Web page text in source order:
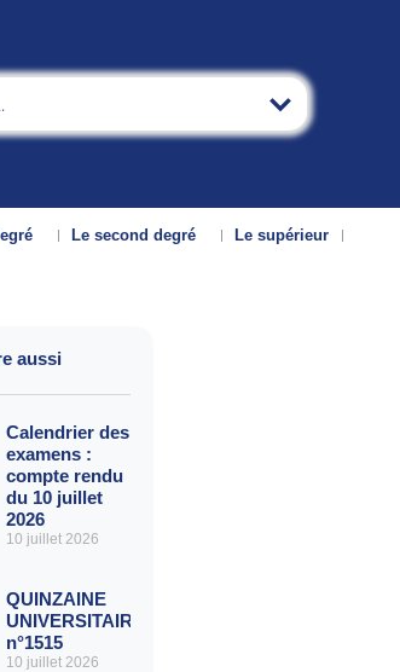
Le second degré
Le supérieur
aussi
Calendrier des
examens :
compte rendu
du 10 juillet
2026
10 juillet 2026
QUINZAINE
UNIVERSITAIRE
n°1515
10 juillet 2026